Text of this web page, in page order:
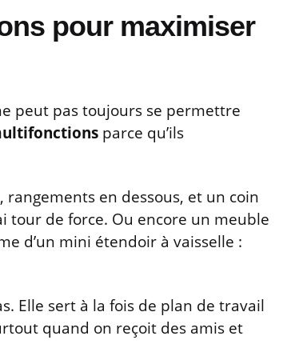
pour maximiser
peut pas toujours se permettre
parce qu’ils
en dessous, et un coin
tour de force. Ou encore un meuble
d’un mini étendoir à vaisselle :
Elle sert à la fois de plan de travail
quand on reçoit des amis et